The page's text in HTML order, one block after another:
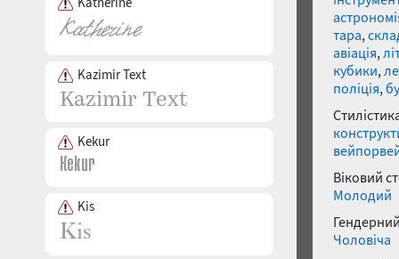
Kazimir Text
Kekur
Kis
тара,
авіація,
кубики,
поліція,
Віковий
Молодий
Чоловіча